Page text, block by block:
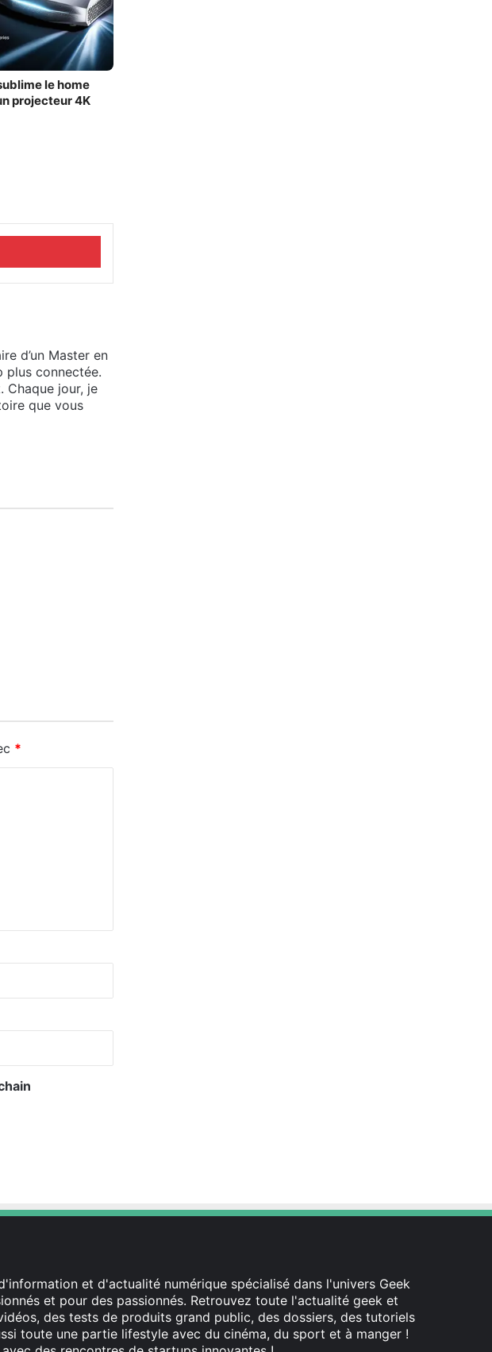
le home
projecteur 4K
Pinterest
d’un Master en
plus connectée.
Chaque jour, je
que vous
*
et d'actualité numérique spécialisé dans l'univers Geek
et pour des passionnés. Retrouvez toute l'actualité geek et
des tests de produits grand public, des dossiers, des tutoriels
toute une partie lifestyle avec du cinéma, du sport et à manger !